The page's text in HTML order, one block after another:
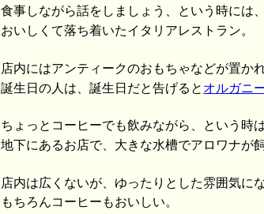
食事しながら話をしましょう、という時には
おいしくて落ち着いたイタリアレストラン。
店内にはアンティークのおもちゃなどが置か
誕生日の人は、誕生日だと告げると オルガニ
ちょっとコーヒーでも飲みながら、という時
地下にあるお店で、大きな水槽でアロワナが
店内は広くないが、ゆったりとした雰囲気に
もちろんコーヒーもおいしい。